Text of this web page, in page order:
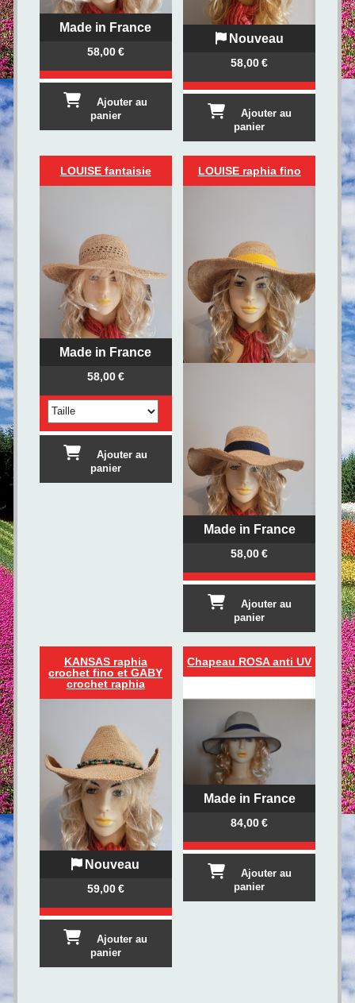
Made in France
58,00€
Ajouter au
panier
Nouveau
58,00€
Ajouter au
panier
LOUISE fantaisie
Made in France
58,00€
Ajouter au
panier
LOUISE raphia fino
Made in France
58,00€
Ajouter au
panier
KANSAS raphia
crochet fino et GABY
crochet raphia
Nouveau
59,00€
Ajouter au
panier
Chapeau ROSA anti UV
Made in France
84,00€
Ajouter au
panier